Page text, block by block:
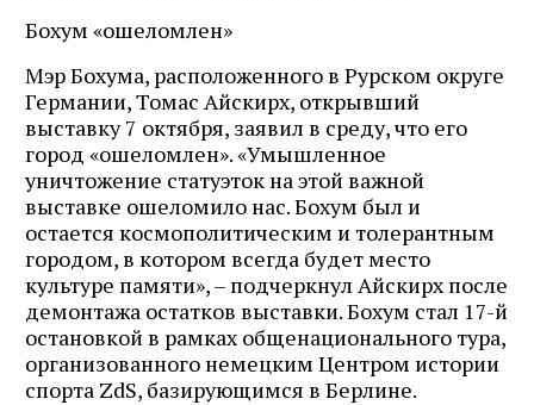
Бохум «ошеломлен»
Мэр Бохума, расположенного в Рурском округе
Германии, Томас Айскирх, открывший
выставку 7 октября, заявил в среду, что его
город «ошеломлен». «Умышленное
уничтожение статуэток на этой важной
выставке ошеломило нас. Бохум был и
остается космополитическим и толерантным
городом, в котором всегда будет место
культуре памяти», – подчеркнул Айскирх после
демонтажа остатков выставки. Бохум стал 17-й
остановкой в ​​рамках общенационального тура,
организованного немецким Центром истории
спорта ZdS, базирующимся в Берлине.